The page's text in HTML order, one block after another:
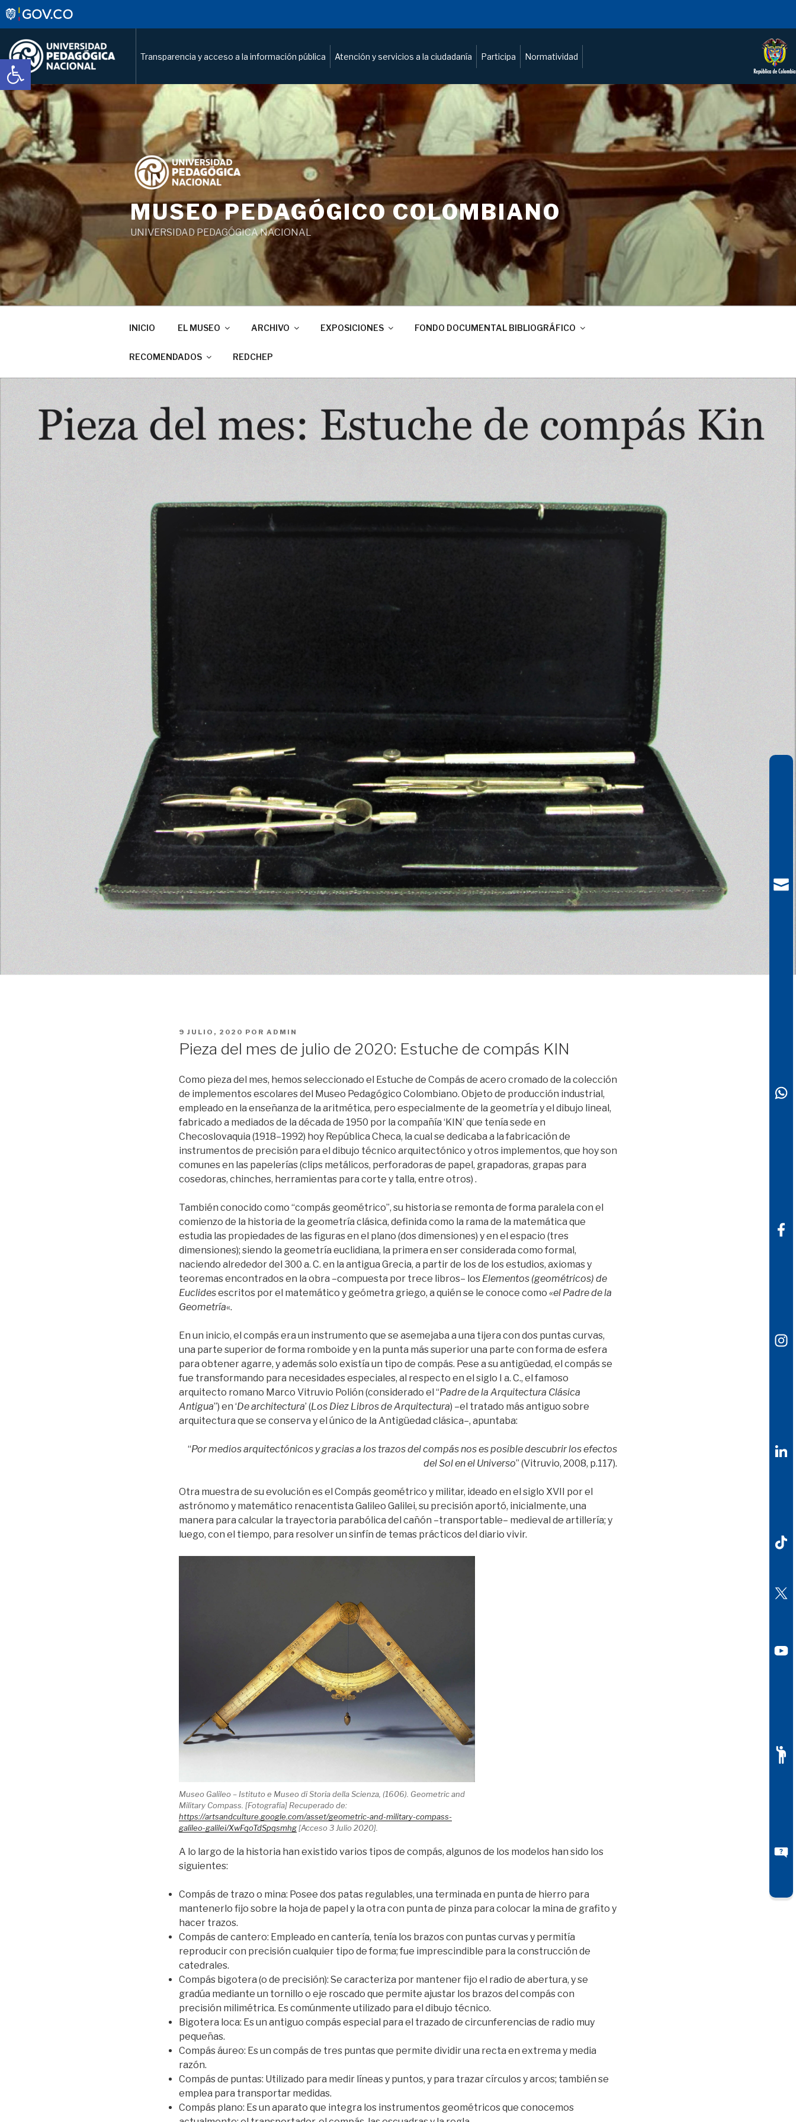
Abrir barra de herramientas Transparencia y acceso a la información pública Atención y servicios a la ciudadanía Participa Normatividad
Saltar
al
contenido
MUSEO PEDAGÓGICO COLOMBIANO
UNIVERSIDAD PEDAGÓGICA NACIONAL
INICIO EL MUSEO ARCHIVO EXPOSICIONES FONDO DOCUMENTAL BIBLIOGRÁFICO
RECOMENDADOS REDCHEP
PUBLICADO
9 JULIO, 2020 POR ADMIN
Pieza del mes de julio de 2020: Estuche de compás KIN
Como pieza del mes, hemos seleccionado el Estuche de Compás de acero cromado de la colección
de implementos escolares del Museo Pedagógico Colombiano. Objeto de producción industrial,
empleado en la enseñanza de la aritmética, pero especialmente de la geometría y el dibujo lineal,
fabricado a mediados de la década de 1950 por la compañía ‘KIN’ que tenía sede en
Checoslovaquia (1918​–1992) hoy República Checa, la cual se dedicaba a la fabricación de
instrumentos de precisión para el dibujo técnico arquitectónico y otros implementos, que hoy son
comunes en las papelerías (clips metálicos, perforadoras de papel, grapadoras, grapas para
cosedoras, chinches, herramientas para corte y talla, entre otros) .
También conocido como “compás geométrico”, su historia se remonta de forma paralela con el
comienzo de la historia de la geometría clásica, definida como la rama de la matemática que
estudia las propiedades de las figuras en el plano (dos dimensiones) y en el espacio (tres
dimensiones); siendo la geometría euclidiana, la primera en ser considerada como formal,
naciendo alrededor del 300 a. C. en la antigua Grecia, a partir de los de los estudios, axiomas y
teoremas encontrados en la obra –compuesta por trece libros– los Elementos (geométricos) de
Euclidesescritos por el matemático y geómetra griego, a quién se le conoce como «el Padre de la
Geometría«.
En un inicio, el compás era un instrumento que se asemejaba a una tijera con dos puntas curvas,
una parte superior de forma romboide y en la punta más superior una parte con forma de esfera
para obtener agarre, y además solo existía un tipo de compás. Pese a su antigüedad, el compás se
fue transformando para necesidades especiales, al respecto en el siglo I a. C., el famoso
arquitecto romano Marco Vitruvio Polión (considerado el “Padre de la Arquitectura Clásica
Antigua”) en ‘De architectura’ (Los Diez Libros de Arquitectura) –el tratado más antiguo sobre
arquitectura que se conserva y el único de la Antigüedad clásica–, apuntaba:
“Por medios arquitectónicos y gracias a los trazos del compás nos es posible descubrir los efectos
del Sol en el Universo” (Vitruvio, 2008, p.117).
Otra muestra de su evolución es el Compás geométrico y militar, ideado en el siglo XVII por el
astrónomo y matemático renacentista Galileo Galilei, su precisión aportó, inicialmente, una
manera para calcular la trayectoria parabólica del cañón –transportable– medieval de artillería; y
luego, con el tiempo, para resolver un sinfín de temas prácticos del diario vivir.
Museo Galileo – Istituto e Museo di Storia della Scienza, (1606). Geometric and
Military Compass. [Fotografía] Recuperado de:
https://artsandculture.google.com/asset/geometric-and-military-compass-
galileo-galilei/XwFqoTdSpqsmhg [Acceso 3 Julio 2020].
A lo largo de la historia han existido varios tipos de compás, algunos de los modelos han sido los
siguientes:
Compás de trazo o mina: Posee dos patas regulables, una terminada en punta de hierro para
mantenerlo fijo sobre la hoja de papel y la otra con punta de pinza para colocar la mina de grafito y
hacer trazos.
Compás de cantero: Empleado en cantería, tenía los brazos con puntas curvas y permitía
reproducir con precisión cualquier tipo de forma; fue imprescindible para la construcción de
catedrales.
Compás bigotera (o de precisión): Se caracteriza por mantener fijo el radio de abertura, y se
gradúa mediante un tornillo o eje roscado que permite ajustar los brazos del compás con
precisión milimétrica. Es comúnmente utilizado para el dibujo técnico.
Bigotera loca: Es un antiguo compás especial para el trazado de circunferencias de radio muy
pequeñas.
Compás áureo: Es un compás de tres puntas que permite dividir una recta en extrema y media
razón.
Compás de puntas: Utilizado para medir líneas y puntos, y para trazar círculos y arcos; también se
emplea para transportar medidas.
Compás plano: Es un aparato que integra los instrumentos geométricos que conocemos